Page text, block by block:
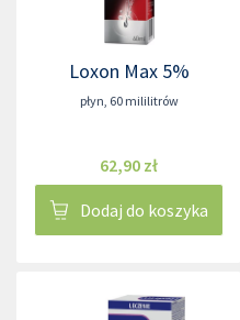
Loxon Max 5%
płyn, 60 mililitrów
62,90 zł
Dodaj do koszyka